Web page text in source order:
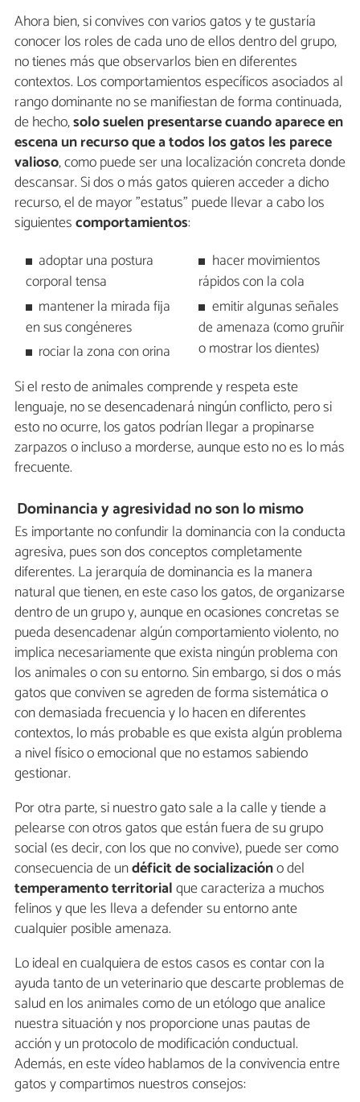
Ahora bien, si convives con varios gatos y te gustaría
conocer los roles de cada uno de ellos dentro del grupo,
no tienes más que observarlos bien en diferentes
contextos. Los comportamientos específicos asociados al
rango dominante no se manifiestan de forma continuada,
de hecho,solo suelen presentarse cuando aparece en
escena un recurso que a todos los gatos les parece
valioso, como puede ser una localización concreta donde
descansar. Si dos o más gatos quieren acceder a dicho
recurso, el de mayor "estatus" puede llevar a cabo los
siguientescomportamientos:
adoptar una postura
corporal tensa
mantener la mirada fija
en sus congéneres
rociar la zona con orina
hacer movimientos
rápidos con la cola
emitir algunas señales
de amenaza (como gruñir
o mostrar los dientes)
Si el resto de animales comprende y respeta este
lenguaje, no se desencadenará ningún conflicto, pero si
esto no ocurre, los gatos podrían llegar a propinarse
zarpazos o incluso a morderse, aunque esto no es lo más
frecuente.
Dominancia y agresividad no son lo mismo
Es importante no confundir la dominancia con la conducta
agresiva, pues son dos conceptos completamente
diferentes. La jerarquía de dominancia es la manera
natural que tienen, en este caso los gatos, de organizarse
dentro de un grupo y, aunque en ocasiones concretas se
pueda desencadenar algún comportamiento violento, no
implica necesariamente que exista ningún problema con
los animales o con su entorno. Sin embargo, si dos o más
gatos que conviven se agreden de forma sistemática o
con demasiada frecuencia y lo hacen en diferentes
contextos, lo más probable es que exista algún problema
a nivel físico o emocional que no estamos sabiendo
gestionar.
Por otra parte, si nuestro gato sale a la calle y tiende a
pelearse con otros gatos que están fuera de su grupo
social (es decir, con los que no convive), puede ser como
consecuencia de undéficit de socializacióno del
temperamento territorialque caracteriza a muchos
felinos y que les lleva a defender su entorno ante
cualquier posible amenaza.
Lo ideal en cualquiera de estos casos es contar con la
ayuda tanto de un veterinario que descarte problemas de
salud en los animales como de un etólogo que analice
nuestra situación y nos proporcione unas pautas de
acción y un protocolo de modificación conductual.
Además, en este vídeo hablamos de la convivencia entre
gatos y compartimos nuestros consejos: